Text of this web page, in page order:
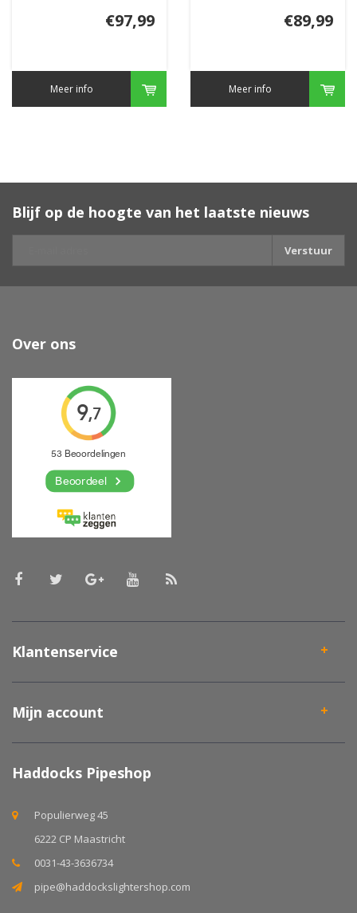
€97,99
Meer info
€89,99
Meer info
Blijf op de hoogte van het laatste nieuws
Verstuur
Over ons
Klantenservice
Mijn account
Haddocks Pipeshop
Populierweg 45
6222 CP Maastricht
0031-43-3636734
pipe@haddockslightershop.com